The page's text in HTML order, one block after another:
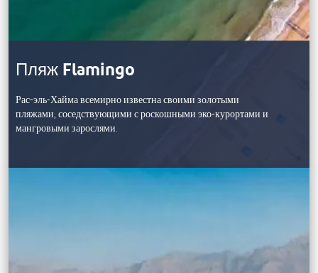
Пляж Flamingo
Рас-эль-Хайма всемирно известна своими золотыми
пляжами, соседствующими с роскошными эко-курортами и
мангровыми зарослями.